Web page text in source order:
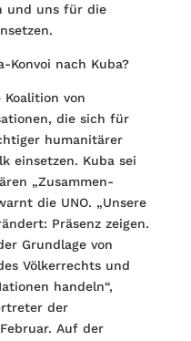
und uns für die
Konvoi nach Kuba?
von
die sich für
humanitärer
einsetzen. Kuba sei
„Zusammen­
die UNO. „Unsere
Präsenz zeigen.
Grundlage von
Völkerrechts und
handeln“,
der
Auf der